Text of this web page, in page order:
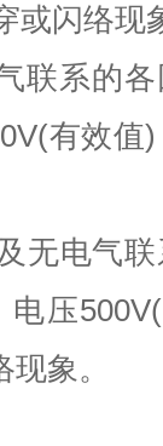
或闪络现
联系的
有效值)
无电气
电压500V(
象。